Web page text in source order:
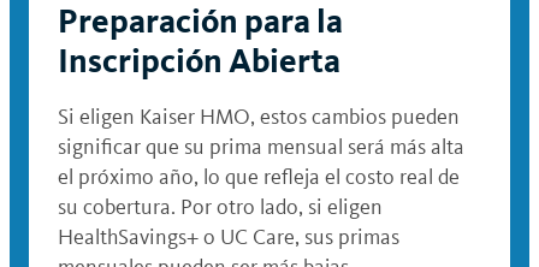
Preparación para la
Inscripción Abierta
Si eligen Kaiser HMO, estos cambios pueden
significar que su prima mensual será más alta
el próximo año, lo que refleja el costo real de
su cobertura. Por otro lado, si eligen
HealthSavings+ o UC Care, sus primas